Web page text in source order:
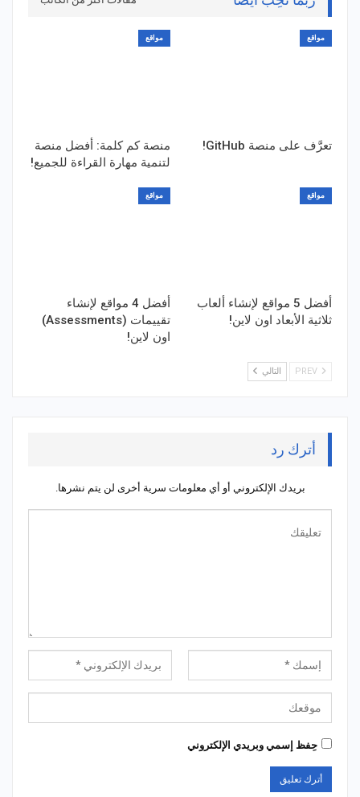
مواقع
تعرَّف على منصة GitHub!
مواقع
منصة كم كلمة: أفضل منصة
لتنمية مهارة القراءة للجميع!
مواقع
أفضل 5 مواقع لإنشاء ألعاب
ثلاثية الأبعاد اون لاين!
مواقع
أفضل 4 مواقع لإنشاء
تقييمات (Assessments)
اون لاين!
التالي
أترك رد
بريدك الإلكتروني أو أي معلومات سرية أخرى لن يتم نشرها.
حِفظ إسمي وبريدي الإلكتروني